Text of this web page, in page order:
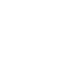
и оборудования